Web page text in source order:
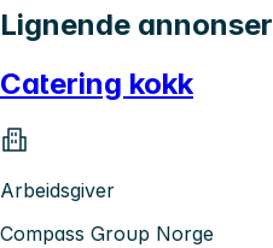
Lignende annonser
Catering kokk
Arbeidsgiver
Compass Group Norge